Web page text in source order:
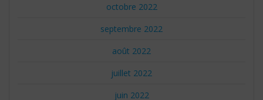
octobre 2022
septembre 2022
août 2022
juillet 2022
juin 2022